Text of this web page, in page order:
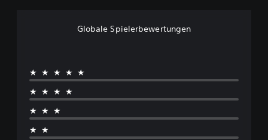
Globale Spielerbewertungen
★★★★★
★★★★
★★★
★★